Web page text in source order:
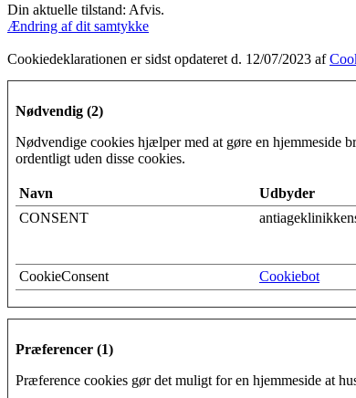
Din aktuelle tilstand: Afvis.
Ændring af dit samtykke
Cookiedeklarationen er sidst opdateret d. 12/07/2023 af
Nødvendig (2)
Nødvendige cookies hjælper med at gøre en hjemmeside
ordentligt uden disse cookies.
Navn Udbyder
CONSENT
CookieConsent Cookiebot
Præferencer (1)
Præference cookies gør det muligt for en hjemmeside at